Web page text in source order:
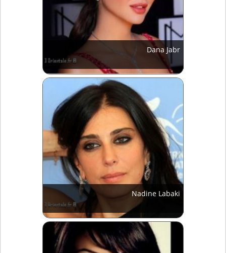
Dana Jabr
Nadine Labaki